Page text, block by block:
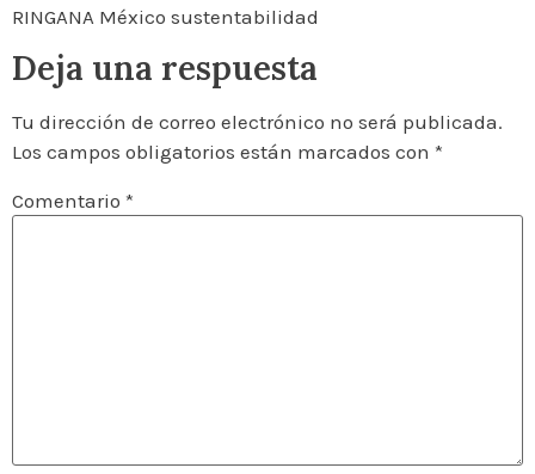
RINGANA México sustentabilidad
Deja una respuesta
Tu dirección de correo electrónico no será publicada.
Los campos obligatorios están marcados con *
Comentario *